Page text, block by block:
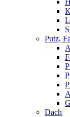
Putz,
Dach